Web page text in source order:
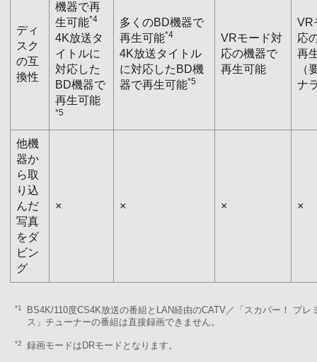
ディ
スク
の互
換性
機器で再
生可能*4
4K放送タ
イトルに
対応した
BD機器で
再生可能
*5
多くのBD機器で
再生可能*4
4K放送タイトル
に対応したBD機
器で再生可能*5
VRモード対
応の機器で
再生可能
VR
応
再
（
ナ
他機
器か
ら取
り込
んだ
写真
をダ
ビン
グ
× × × ×
*1
BS4K/110度CS4K放送の番組とLAN経由のCATV／「スカパー！ プレ
ス」チューナーの番組は直接録画できません。
*2 録画モードはDRモードとなります。